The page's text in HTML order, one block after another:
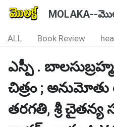
MOLAKA--
ALL Book Review
ఎస్పీ .
చిత్రం ;
తరగతి, శ్రీ